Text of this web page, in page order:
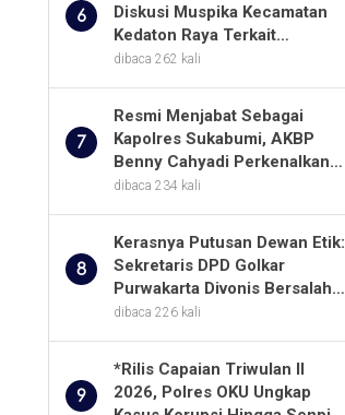
6
Diskusi Muspika Kecamatan
Kedaton Raya Terkait
Sengketa Lahan Kelompok
dibaca 262 kali
7
Resmi Menjabat Sebagai
Kapolres Sukabumi, AKBP
Benny Cahyadi Perkenalkan
Program Unggulan
dibaca 234 kali
8
Kerasnya Putusan Dewan Etik:
Sekretaris DPD Golkar
Purwakarta Divonis Bersalah,
Diusir Dari Jabatan Selama
dibaca 226 kali
9
*Rilis Capaian Triwulan II
2026, Polres OKU Ungkap